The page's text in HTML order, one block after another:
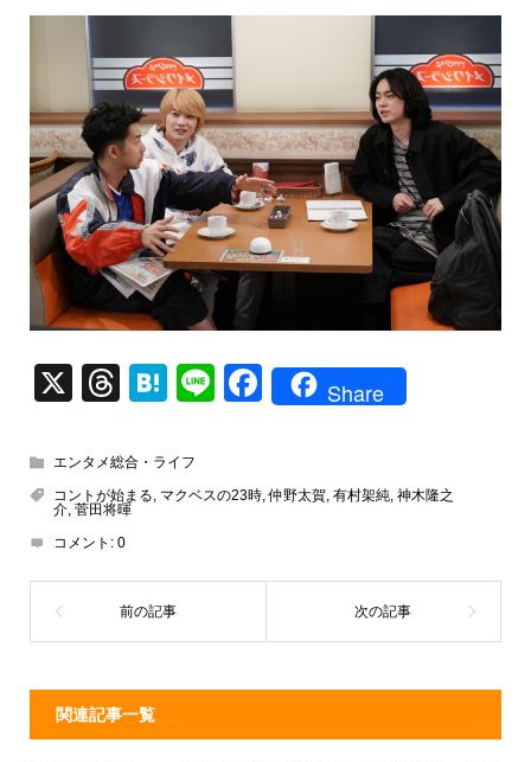
X
T
e
a
d
s
H
e
n
Li
F
e
o
k
Share
エンタメ総合・ライフ
コントが始まる, マクベスの23時,仲野太賀, 有村架純, 神木隆之
介, 菅田将暉
コメント: 0
関連記事一覧